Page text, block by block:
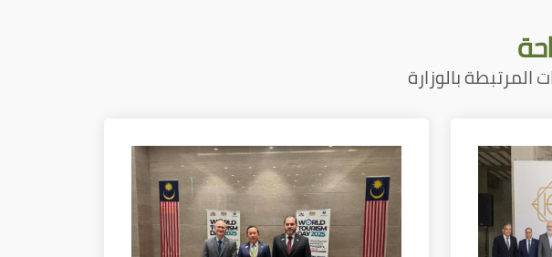
المرتبطة بالوزارة